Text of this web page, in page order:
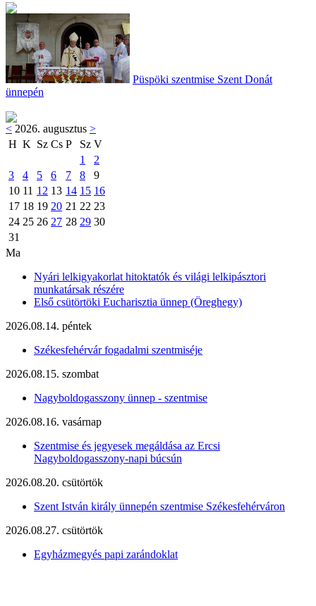
Püspöki szentmise Szent Donát
ünnepén
< 2026. augusztus >
H K Sz Cs P Sz V
1
2
3
4 5 6 7 8
9
10 11 12 13 14 15 16
17 18 19 20 21 22 23
24 25 26 27 28 29 30
31
Ma
Nyári lelkigyakorlat hitoktatók és világi lelkipásztori
munkatársak részére
Első csütörtöki Eucharisztia ünnep (Öreghegy)
2026.08.14. péntek
Székesfehérvár fogadalmi szentmiséje
2026.08.15. szombat
Nagyboldogasszony ünnep - szentmise
2026.08.16. vasárnap
Szentmise és jegyesek megáldása az Ercsi
Nagyboldogasszony-napi búcsún
2026.08.20. csütörtök
Szent István király ünnepén szentmise Székesfehérváron
2026.08.27. csütörtök
Egyházmegyés papi zarándoklat